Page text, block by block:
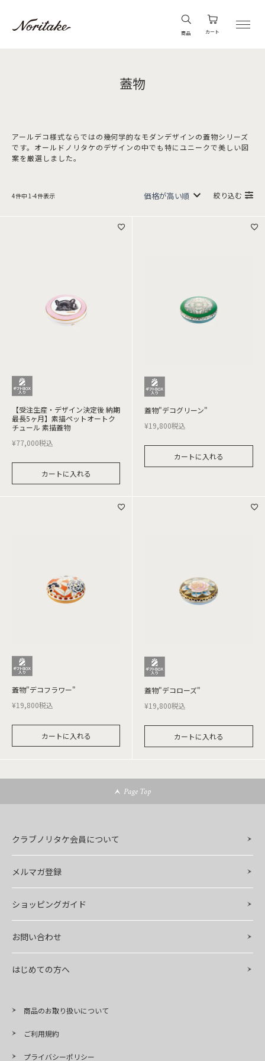
商品 カート
蓋物
アールデコ様式ならではの幾何学的なモダンデザインの蓋物シリーズ
です。オールドノリタケのデザインの中でも特にユニークで美しい図
案を厳選しました。
4件中 1 -4件表示 絞り込む
【受注生産・デザイン決定後 納期
最長5ヶ月】素描ペットオートク
チュール 素描蓋物
¥77,000税込
カートに入れる
蓋物"デコグリーン"
¥19,800税込
カートに入れる
蓋物"デコフラワー"
¥19,800税込
カートに入れる
蓋物"デコローズ"
¥19,800税込
カートに入れる
Page Top
クラブノリタケ会員について
メルマガ登録
ショッピングガイド
お問い合わせ
はじめての方へ
商品のお取り扱いについて
ご利用規約
プライバシーポリシー